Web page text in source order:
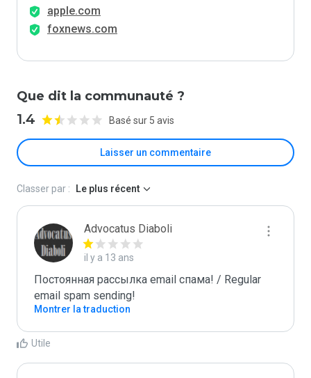
apple.com
foxnews.com
Que dit la communauté ?
1.4 Basé sur 5 avis
Laisser un commentaire
Classer par : Le plus récent
Advocatus Diaboli
il y a 13 ans
Постоянная рассылка email спама! / Regular
email spam sending!
Montrer la traduction
Utile